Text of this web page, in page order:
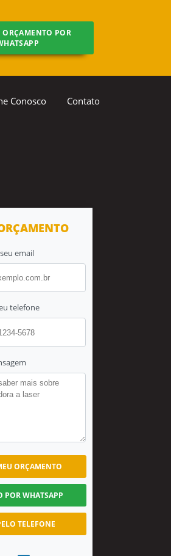
ORÇAMENTO POR
Conosco Contato
email
telefone
ORÇAMENTO
POR WHATSAPP
TELEFONE